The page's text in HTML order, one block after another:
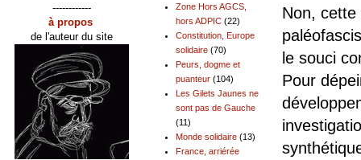
Non,
le souci
Pour
Zone Hors AGCS,
hors ADPIC (22)
Constitution, Europe
solidaire (70)
Peurs, dogme et
puanteur (104)
Les Gilets Jaunes ne
sont pas de Gauche
(11)
Monde solidaire (13)
France, arriérée
------------
à propos
de l'auteur du site